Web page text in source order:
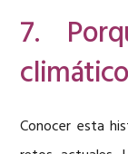
7.
Conocer esta